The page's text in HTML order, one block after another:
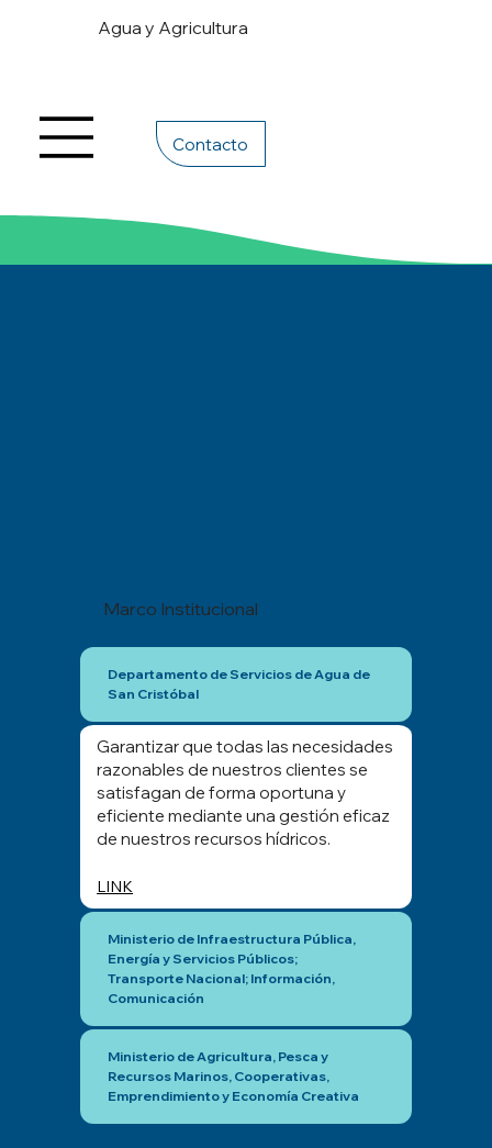
Agua y Agricultura
Contacto
Marco Institucional
Departamento de Servicios de Agua de
San Cristóbal
Garantizar que todas las necesidades
razonables de nuestros clientes se
satisfagan de forma oportuna y
eficiente mediante una gestión eficaz
de nuestros recursos hídricos.
LINK
Ministerio de Infraestructura Pública,
Energía y Servicios Públicos;
Transporte Nacional; Información,
Comunicación
Ministerio de Agricultura, Pesca y
Recursos Marinos, Cooperativas,
Emprendimiento y Economía Creativa